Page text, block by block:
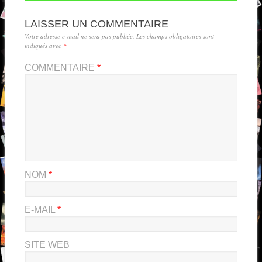
LAISSER UN COMMENTAIRE
Votre adresse e-mail ne sera pas publiée. Les champs obligatoires sont
indiqués avec *
COMMENTAIRE *
NOM *
E-MAIL *
SITE WEB